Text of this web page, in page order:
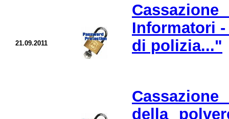
21.09.2011
Informatori
di polizia..."
della